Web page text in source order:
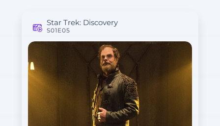
Star Trek: Discovery
S01E05